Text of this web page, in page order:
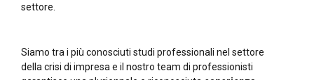
settore.
Siamo tra i più conosciuti studi professionali nel settore
della crisi di impresa e il nostro team di professionisti